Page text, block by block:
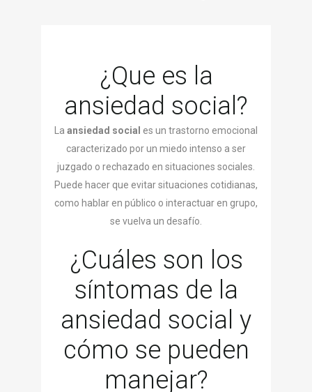
¿Que es la
ansiedad social?
La ansiedad social es un trastorno emocional
caracterizado por un miedo intenso a ser
juzgado o rechazado en situaciones sociales.
Puede hacer que evitar situaciones cotidianas,
como hablar en público o interactuar en grupo,
se vuelva un desafío.
¿Cuáles son los
síntomas de la
ansiedad social y
cómo se pueden
manejar?